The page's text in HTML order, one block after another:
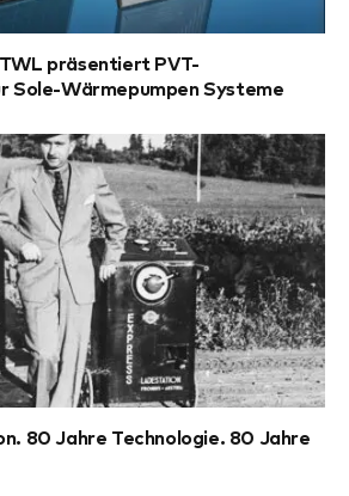
präsentiert PVT-
Sole-Wärmepumpen Systeme
80 Jahre Technologie. 80 Jahre